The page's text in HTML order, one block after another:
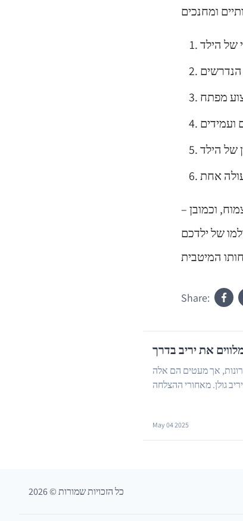
וכמובן –
של ילדכם
Share:
את יריב בדרך
אך מעטים הם אלה
גולן. מאחורי ההצלחה
May 04 2025
כל הזכויות שמורות©
2026